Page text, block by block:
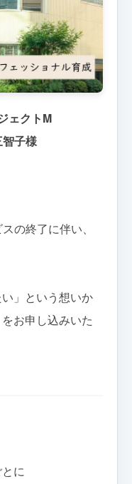
ェクトM
子様
の終了に伴い、
」という想いか
お申し込みいた
に